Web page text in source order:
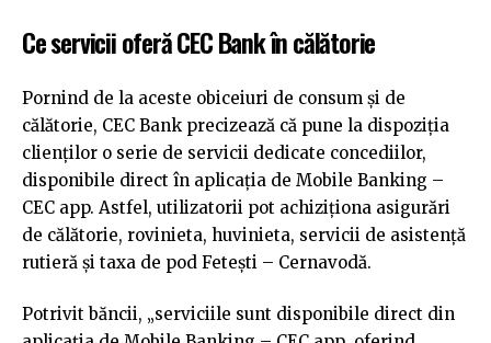
Ce servicii oferă CEC Bank în călătorie
Pornind de la aceste obiceiuri de consum și de
călătorie, CEC Bank precizează că pune la dispoziția
clienților o serie de servicii dedicate concediilor,
disponibile direct în aplicația de Mobile Banking –
CEC app. Astfel, utilizatorii pot achiziționa asigurări
de călătorie, rovinieta, huvinieta, servicii de asistență
rutieră și taxa de pod Fetești – Cernavodă.
Potrivit băncii, „serviciile sunt disponibile direct din